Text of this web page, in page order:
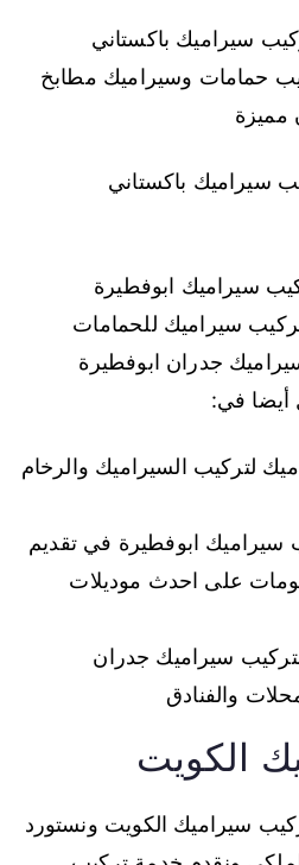
سيراميك باكستاني
حمامات وسيراميك مطابخ
مميزة
سيراميك باكستاني
سيراميك ابوفطيرة
سيراميك للحمامات
جدران ابوفطيرة
أيضا في:
لتركيب السيراميك والرخام
ابوفطيرة في تقديم
على احدث موديلات
سيراميك جدران
والفنادق
الكويت
سيراميك الكويت ونستورد